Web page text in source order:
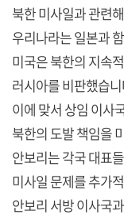
북한 미사일과 관련
우리나라는 일본과
미국은 북한의 지속
러시아를 비판했습
이에 맞서 상임 이사
북한의 도발 책임을
안보리는 각국 대표
미사일 문제를 추가
안보리 서방 이사국